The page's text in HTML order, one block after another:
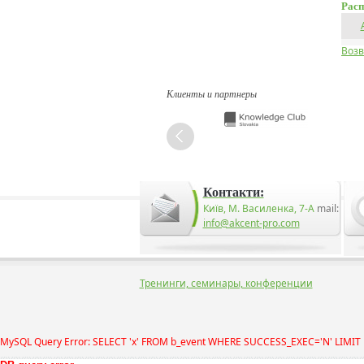
Клиенты и партнеры
Контакти:
Київ, М. Василенка, 7-Аmail:
info@akcent-pro.com
Тренинги, семинары, конференции
MySQL Query Error: SELECT 'x' FROM b_event WHERE SUCCESS_EXEC='N' LIMIT